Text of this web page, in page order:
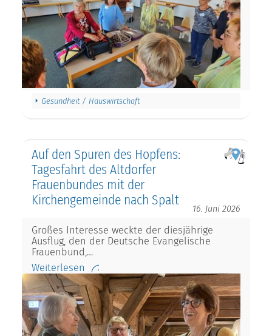
Gesundheit / Hauswirtschaft
Auf den Spuren des Hopfens:
Tagesfahrt des Altdorfer
Frauenbundes mit der
Kirchengemeinde nach Spalt
16. Juni 2026
Großes Interesse weckte der diesjährige
Ausflug, den der Deutsche Evangelische
Frauenbund,…
Weiterlesen